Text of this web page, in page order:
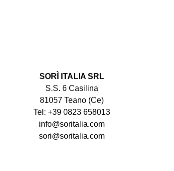
SORÌ ITALIA SRL
S.S. 6 Casilina
81057 Teano (Ce)
Tel: +39 0823 658013
info@soritalia.com
sori@soritalia.com